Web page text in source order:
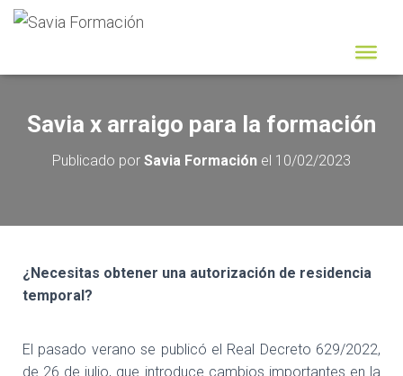
Savia x arraigo para la formación
Publicado por Savia Formación el 10/02/2023
¿Necesitas obtener una autorización de residencia
temporal?
El pasado verano se publicó el Real Decreto 629/2022,
de 26 de julio, que introduce cambios importantes en la